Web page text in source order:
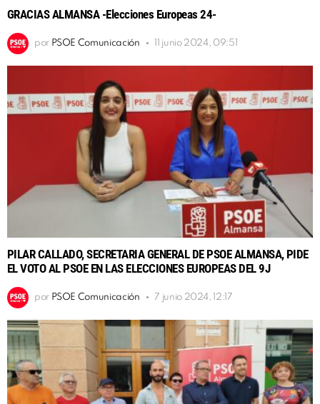
GRACIAS ALMANSA -Elecciones Europeas 24-
por PSOE Comunicación 11 junio 2024, 09:51
PILAR CALLADO, SECRETARIA GENERAL DE PSOE ALMANSA, PIDE
EL VOTO AL PSOE EN LAS ELECCIONES EUROPEAS DEL 9J
por PSOE Comunicación 7 junio 2024, 12:17